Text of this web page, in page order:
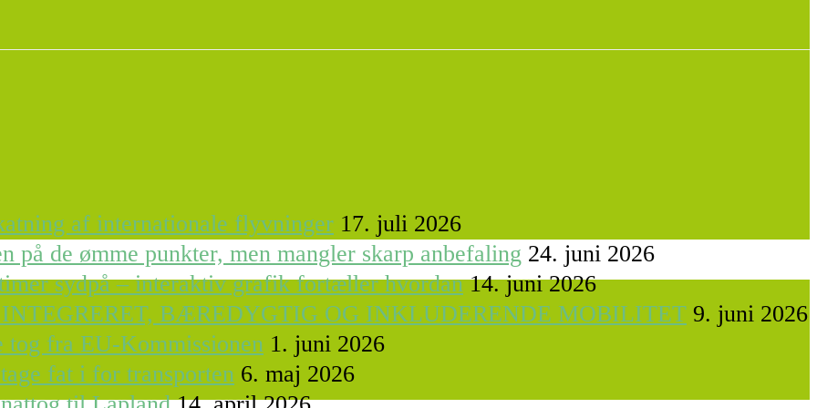
af internationale flyvninger 17. juli 2026
de ømme punkter, men mangler skarp anbefaling 24. juni 2026
sydpå – interaktiv grafik fortæller hvordan 14. juni 2026
BÆREDYGTIG OG INKLUDERENDE MOBILITET 9. juni 2026
tog fra EU-Kommissionen 1. juni 2026
fat i for transporten 6. maj 2026